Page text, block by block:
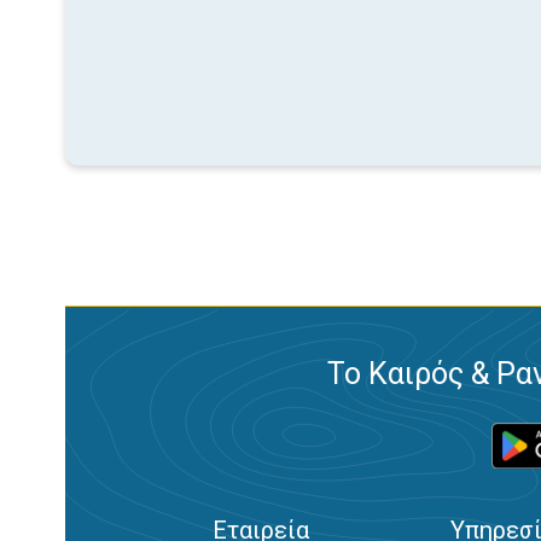
Το Καιρός &
Εταιρεία